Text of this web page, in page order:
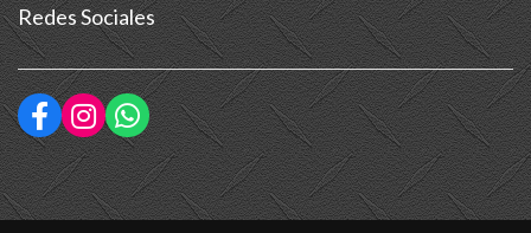
Redes Sociales